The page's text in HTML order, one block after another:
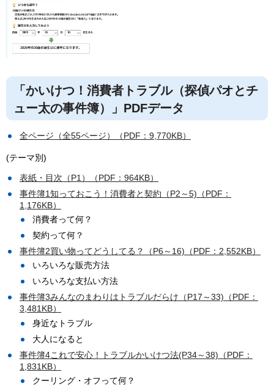
「かいけつ！消費者トラブル（探偵パオとチ
ュー太の事件簿）」PDFデータ
全ページ（全55ページ）（PDF：9,770KB）
(テーマ別)
表紙・目次（P1）（PDF：964KB）
事件簿1知っておこう！消費者と契約（P2～5)（PDF：
1,176KB）
消費者って何？
契約って何？
事件簿2買い物ってどうしてる？（P6～16)（PDF：2,552KB）
いろいろな販売方法
いろいろな支払い方法
事件簿3みんなのまわりはトラブルだらけ（P17～33)（PDF：
3,481KB）
身近なトラブル
大人になると
事件簿4これで安心！トラブルかいけつ法(P34～38)（PDF：
1,831KB）
クーリング・オフって何？